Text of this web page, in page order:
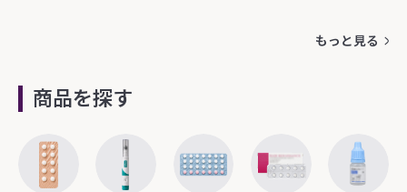
もっと見る
商品を探す